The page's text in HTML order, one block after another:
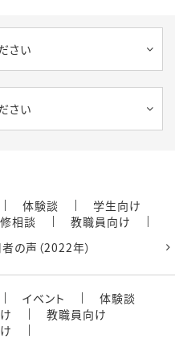
さい
さい
体験談
学生向け
相談
教職員向け
声（2022年）
イベント
体験談
教職員向け